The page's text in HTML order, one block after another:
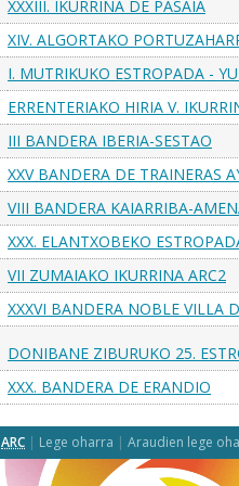
XXXIII. IKURRINA DE PASAIA
XIV. ALGORTAKO
I. MUTRIKUKO ESTROPADA -
ERRENTERIAKO HIRIA V.
III BANDERA IBERIA-SESTAO
XXV BANDERA DE TRAINERAS
VIII BANDERA KAIARRIBA-
XXX. ELANTXOBEKO
VII ZUMAIAKO IKURRINA ARC2
XXXVI BANDERA NOBLE VILLA
DONIBANE ZIBURUKO 25.
XXX. BANDERA DE ERANDIO
ARC | Lege oharra | Araudien lege